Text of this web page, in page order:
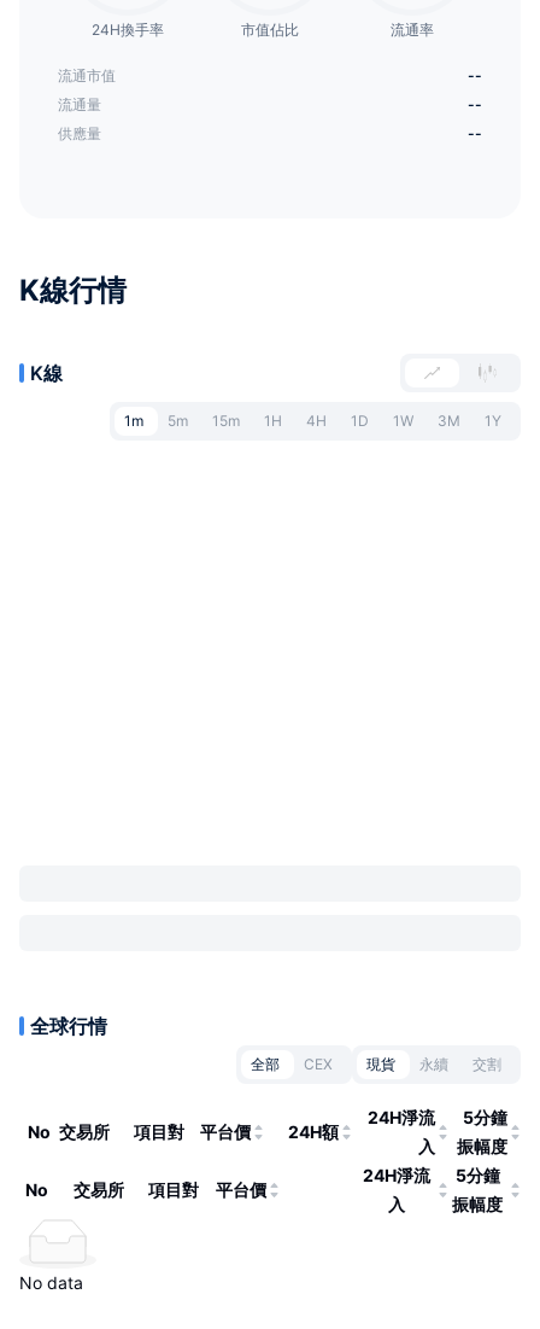
24H換手率 市值佔比 流通率
流通市值
--
流通量
--
供應量
--
K線行情
K線
1m 5m 15m 1H 4H 1D 1W 3M 1Y
全球行情
全部 CEX 現貨 永續 交割
No 交易所 項目對 平台價 24H額
24H淨流
入
5分鐘
振幅度
No 交易所 項目對 平台價
24H淨流
入
5分鐘
振幅度
No data